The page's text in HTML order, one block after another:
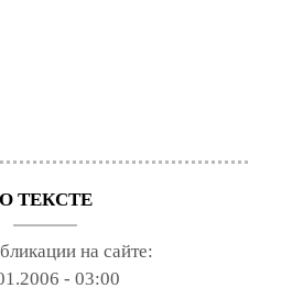
О ТЕКСТЕ
на сайте:
- 03:00